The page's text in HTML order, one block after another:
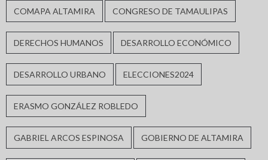
COMAPA ALTAMIRA CONGRESO DE TAMAULIPAS
DERECHOS HUMANOS DESARROLLO ECONÓMICO
DESARROLLO URBANO ELECCIONES2024
ERASMO GONZÁLEZ ROBLEDO
GABRIEL ARCOS ESPINOSA GOBIERNO DE ALTAMIRA